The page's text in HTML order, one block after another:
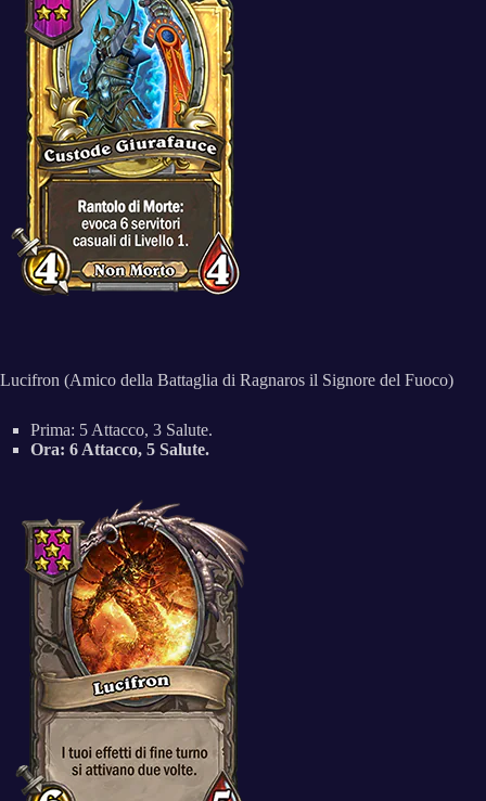
Lucifron (Amico della Battaglia di Ragnaros il Signore del Fuoco)
Prima: 5 Attacco, 3 Salute.
Ora: 6 Attacco, 5 Salute.